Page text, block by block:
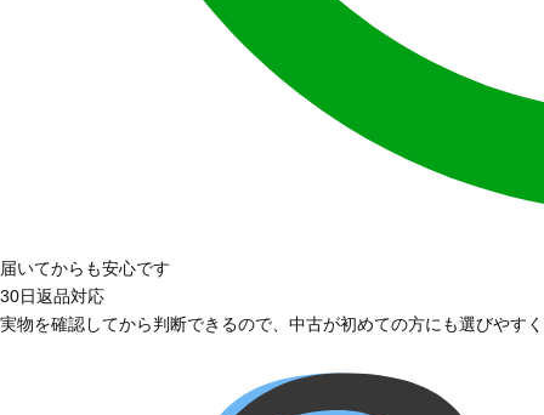
届いてからも安心です
30日返品対応
実物を確認してから判断できるので、中古が初めての方にも選びやす